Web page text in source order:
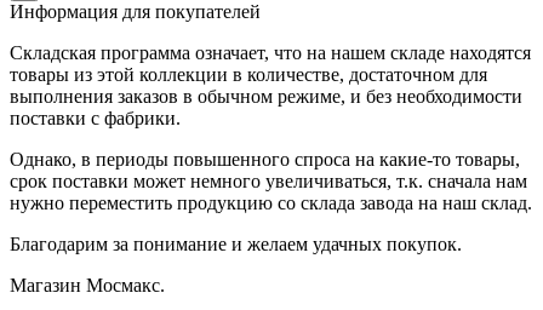
Информация для покупателей
Складская программа означает, что на нашем складе находятся
товары из этой коллекции в количестве, достаточном для
выполнения заказов в обычном режиме, и без необходимости
поставки с фабрики.
Однако, в периоды повышенного спроса на какие-то товары,
срок поставки может немного увеличиваться, т.к. сначала нам
нужно переместить продукцию со склада завода на наш склад.
Благодарим за понимание и желаем удачных покупок.
Магазин Мосмакс.